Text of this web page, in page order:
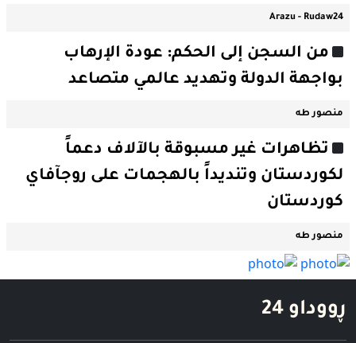
Arazu - Rudaw24
من السجن إلى الحكم: عودة الإرهاب
بواجهة الدولة وتهديد عالمي متصاعد
منصور طە
تظاهرات غير مسبوقة بالآلاف دعماً
لكوردستان وتنديداً بالهجمات على روجآفاي
كوردستان
منصور طە
ڕووداو 24